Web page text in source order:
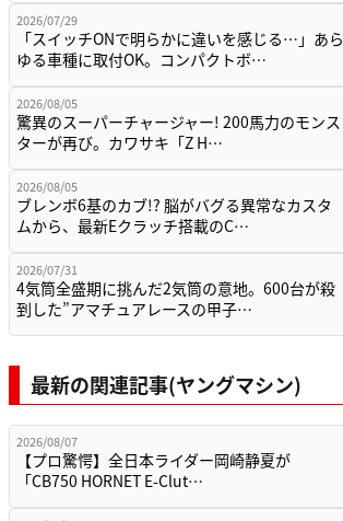
2026/07/29
「スイッチONで明らかに違いを感じる…」あら
ゆる車種に取付OK。コンパクトボ…
2026/08/05
驚異のスーパーチャージャー! 200馬力のモンス
ターが再び。カワサキ「Z H…
2026/08/05
ブレンボ6基のカブ!? 脳がバグる異常なカスタ
ムから、最新Eクラッチ搭載のC…
2026/07/31
4気筒全盛期に挑んだ2気筒の意地。600台が殺
到した”アマチュアレースの甲子…
最新の関連記事(ヤングマシン)
2026/08/07
【プロ驚愕】全日本ライダー岡崎静夏が
「CB750 HORNET E-Clut…